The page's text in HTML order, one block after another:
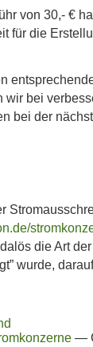
von 30,- €
für die
wir bei
bei der
die Art
wurde,
—